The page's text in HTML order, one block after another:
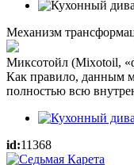
Механизм
Миксотойл (Mixotoil,
Как правило, данным
полностью всю
id:11368